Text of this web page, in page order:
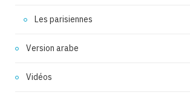
Les parisiennes
Version arabe
Vidéos